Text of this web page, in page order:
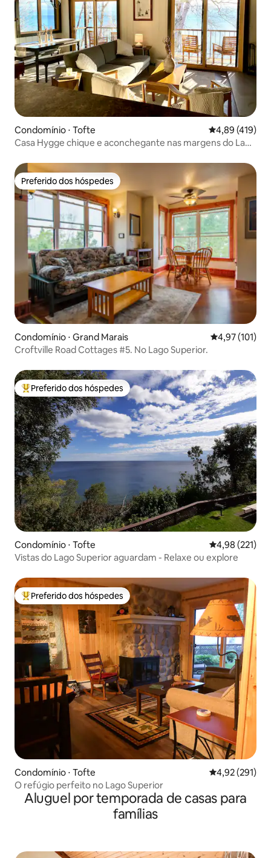
Condomínio ⋅ Tofte 4,89 de uma
4,89 (419)
Casa Hygge chique e aconchegante nas margens do Lago
Preferido dos hóspedes
Preferido dos hóspedes
Condomínio ⋅ Grand Marais 4,97 de uma
4,97 (101)
Croftville Road Cottages #5. No Lago Superior.
Entre os melhores preferidos dos hóspedes
Preferido dos hóspedes
Condomínio ⋅ Tofte 4,98 de uma
4,98 (221)
Vistas do Lago Superior aguardam - Relaxe ou explore
Entre os melhores preferidos dos hóspedes
Preferido dos hóspedes
Condomínio ⋅ Tofte 4,92 de uma
4,92 (291)
O refúgio perfeito no Lago Superior
Aluguel por temporada de casas para
famílias